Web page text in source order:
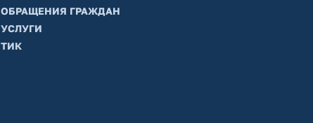
ОБРАЩЕНИЯ ГРАЖДАН
УСЛУГИ
ТИК